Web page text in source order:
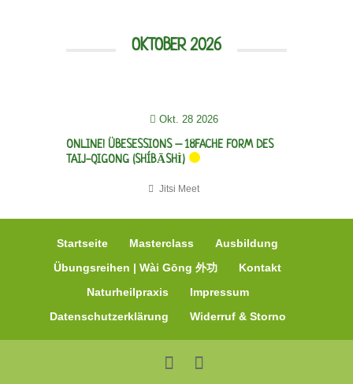
OKTOBER 2026
Okt. 28 2026
ONLINE! ÜBESESSIONS – 18FACHE FORM DES
TAIJ-QIGONG (SHÍBĀSHÌ)
Jitsi Meet
Startseite Masterclass
Ausbildung
Übungsreihen | Wài Gōng 外功
Kontakt
Naturheilpraxis
Impressum
Datenschutzerklärung
Widerruf & Storno